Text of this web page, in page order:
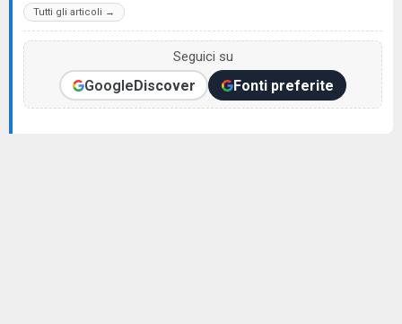
Tutti gli articoli →
Seguici su
GoogleDiscover Fonti preferite